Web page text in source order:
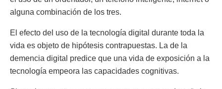
alguna combinación de los tres.
El efecto del uso de la tecnología digital durante toda la
vida es objeto de hipótesis contrapuestas. La de la
demencia digital predice que una vida de exposición a la
tecnología empeora las capacidades cognitivas.